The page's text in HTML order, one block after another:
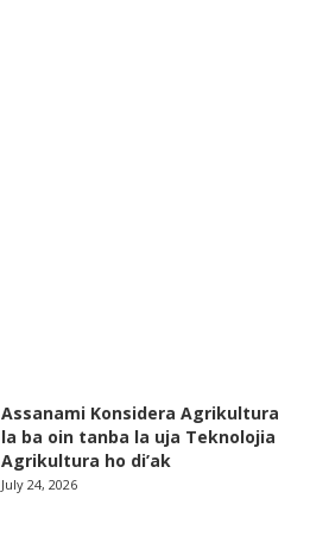
Assanami Konsidera Agrikultura
la ba oin tanba la uja Teknolojia
Agrikultura ho di’ak
July 24, 2026